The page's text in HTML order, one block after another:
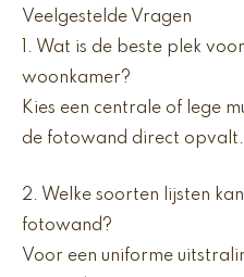
Veelgestelde Vragen
1. Wat is de beste plek
woonkamer?
Kies een centrale of lege
de fotowand direct opvalt.
2. Welke soorten lijsten
fotowand?
Voor een uniforme